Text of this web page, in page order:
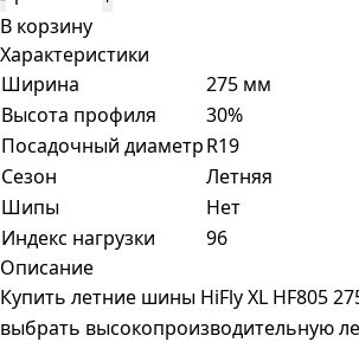
В корзину
Характеристики
Ширина
275 мм
Высота профиля
30%
Посадочный диаметрR19
Сезон
Летняя
Шипы
Нет
Индекс нагрузки
96
Описание
Купить летние шины HiFly XL HF805
выбрать высокопроизводительную